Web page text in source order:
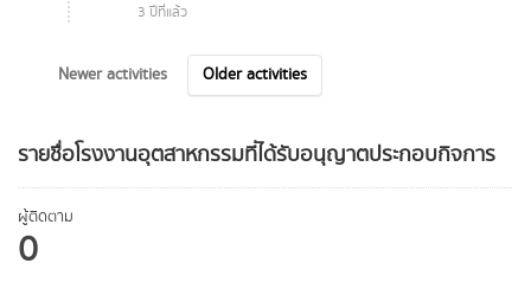
รายชื่อโรงงานอุตสาหกรรมที่ได้รับอนุญาตประกอบกิจการ
ผู้ติดตาม
0
3 ปีที่แล้ว
Newer activities Older activities